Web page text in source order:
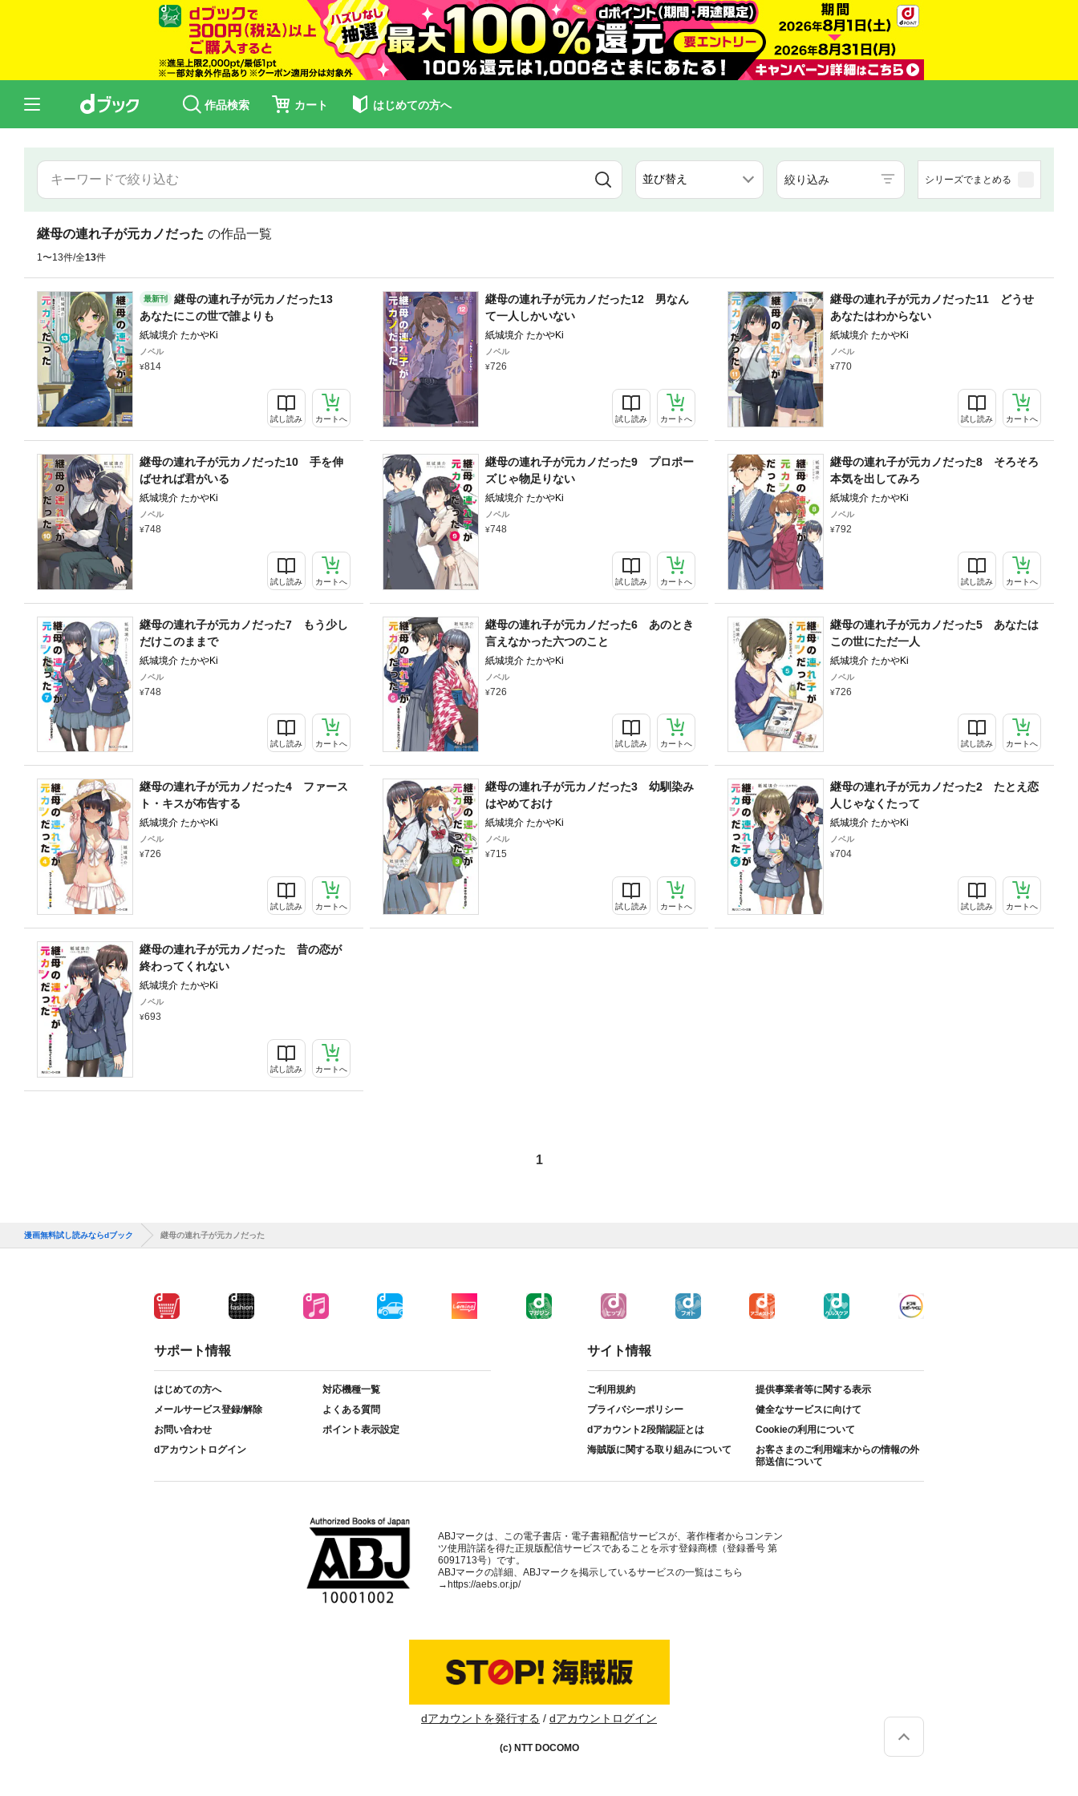
作品検索 カート はじめての方へ
絞り込み シリーズでまとめる
継母の連れ子が元カノだった の作品一覧
1〜13件/全13件
最新刊
継母の連れ子が元カノだった13
あなたにこの世で誰よりも
紙城境介 たかやKi
ノベル
814
試し読み カートへ
継母の連れ子が元カノだった12 男なん
て一人しかいない
紙城境介 たかやKi
ノベル
726
試し読み カートへ
継母の連れ子が元カノだった11 どうせ
あなたはわからない
紙城境介 たかやKi
ノベル
770
試し読み カートへ
継母の連れ子が元カノだった10 手を伸
ばせれば君がいる
紙城境介 たかやKi
ノベル
748
試し読み カートへ
継母の連れ子が元カノだった9 プロポー
ズじゃ物足りない
紙城境介 たかやKi
ノベル
748
試し読み カートへ
継母の連れ子が元カノだった8 そろそろ
本気を出してみろ
紙城境介 たかやKi
ノベル
792
試し読み カートへ
継母の連れ子が元カノだった7 もう少し
だけこのままで
紙城境介 たかやKi
ノベル
748
試し読み カートへ
継母の連れ子が元カノだった6 あのとき
言えなかった六つのこと
紙城境介 たかやKi
ノベル
726
試し読み カートへ
継母の連れ子が元カノだった5 あなたは
この世にただ一人
紙城境介 たかやKi
ノベル
726
試し読み カートへ
継母の連れ子が元カノだった4 ファース
ト・キスが布告する
紙城境介 たかやKi
ノベル
726
試し読み カートへ
継母の連れ子が元カノだった3 幼馴染み
はやめておけ
紙城境介 たかやKi
ノベル
715
試し読み カートへ
継母の連れ子が元カノだった2 たとえ恋
人じゃなくたって
紙城境介 たかやKi
ノベル
704
試し読み カートへ
継母の連れ子が元カノだった 昔の恋が
終わってくれない
紙城境介 たかやKi
ノベル
693
試し読み カートへ
1
漫画無料試し読みならdブック 継母の連れ子が元カノだった
サポート情報
はじめての方へ
対応機種一覧
メールサービス登録/解除
よくある質問
お問い合わせ
ポイント表示設定
dアカウントログイン
サイト情報
ご利用規約
提供事業者等に関する表示
プライバシーポリシー
健全なサービスに向けて
dアカウント2段階認証とは
Cookieの利用について
海賊版に関する取り組みについて
お客さまのご利用端末からの情報の外
部送信について
ABJマークは、この電子書店・電子書籍配信サービスが、著作権者からコンテン
ツ使用許諾を得た正規版配信サービスであることを示す登録商標（登録番号 第
6091713号）です。
ABJマークの詳細、ABJマークを掲示しているサービスの一覧はこちら
→ https://aebs.or.jp/
dアカウントを発行する dアカウントログイン
(c) NTT DOCOMO